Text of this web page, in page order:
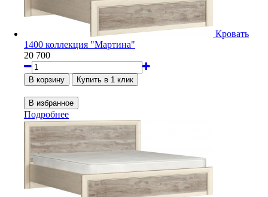
Кровать
1400 коллекция "Мартина"
20 700
Подробнее